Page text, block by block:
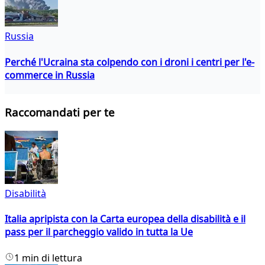
Russia
Perché l'Ucraina sta colpendo con i droni i centri per l'e-
commerce in Russia
Raccomandati per te
Disabilità
Italia apripista con la Carta europea della disabilità e il
pass per il parcheggio valido in tutta la Ue
1 min di lettura